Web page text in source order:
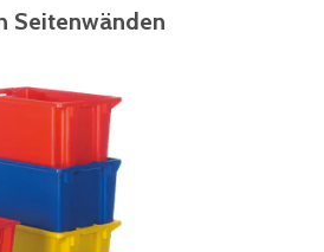
Seitenwänden